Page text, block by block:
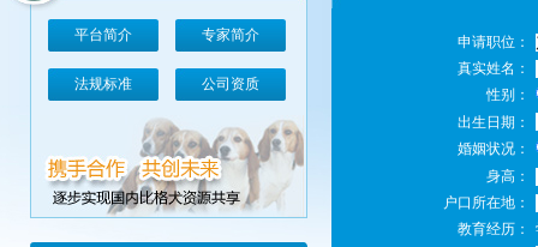
平台简介 专家简介
法规标准 公司资质
申请职位：
真实姓名：
性别：
出生日期：
婚姻状况：
身高：
户口所在地：
教育经历：